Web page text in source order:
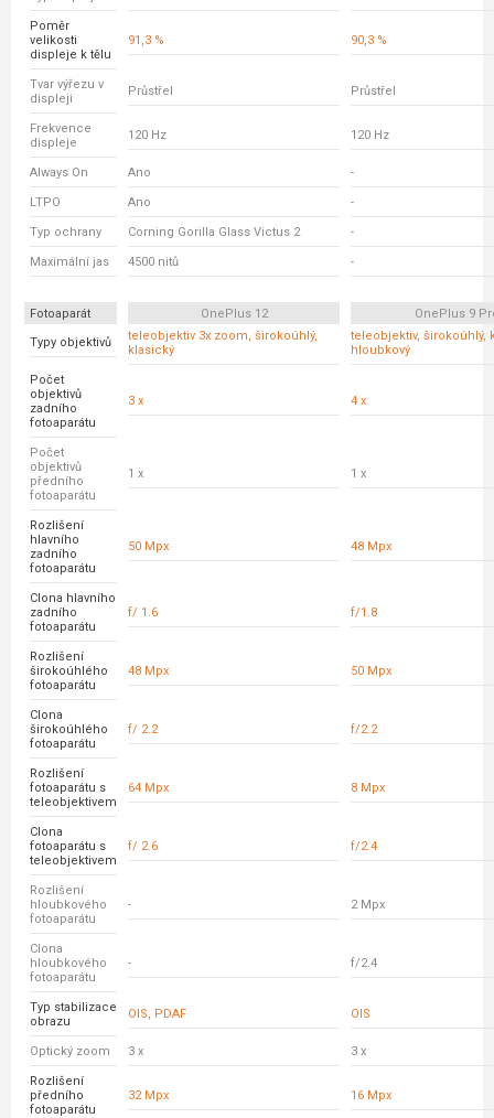
Poměr
velikosti
displeje k tělu
91,3 % 90,3 %
Tvar výřezu v
displeji
Průstřel Průstřel
Frekvence
displeje
120 Hz 120 Hz
Always On Ano -
LTPO Ano -
Typ ochrany Corning Gorilla Glass Victus 2 -
Maximální jas 4500 nitů -
Fotoaparát OnePlus 12
OnePlus 9
Typy objektivů
teleobjektiv 3x zoom, širokoúhlý,
klasický
teleobjektiv, širokoúhlý,
hloubkový
Počet
objektivů
zadního
fotoaparátu
3 x 4 x
Počet
objektivů
předního
fotoaparátu
1 x 1 x
Rozlišení
hlavního
zadního
fotoaparátu
50 Mpx 48 Mpx
Clona hlavního
zadního
fotoaparátu
f/ 1.6 f/1.8
Rozlišení
širokoúhlého
fotoaparátu
48 Mpx 50 Mpx
Clona
širokoúhlého
fotoaparátu
f/ 2.2 f/2.2
Rozlišení
fotoaparátu s
teleobjektivem
64 Mpx 8 Mpx
Clona
fotoaparátu s
teleobjektivem
f/ 2.6 f/2.4
Rozlišení
hloubkového
fotoaparátu
- 2 Mpx
Clona
hloubkového
fotoaparátu
- f/2.4
Typ stabilizace
obrazu
OIS, PDAF OIS
Optický zoom 3 x 3 x
Rozlišení
předního
fotoaparátu
32 Mpx 16 Mpx